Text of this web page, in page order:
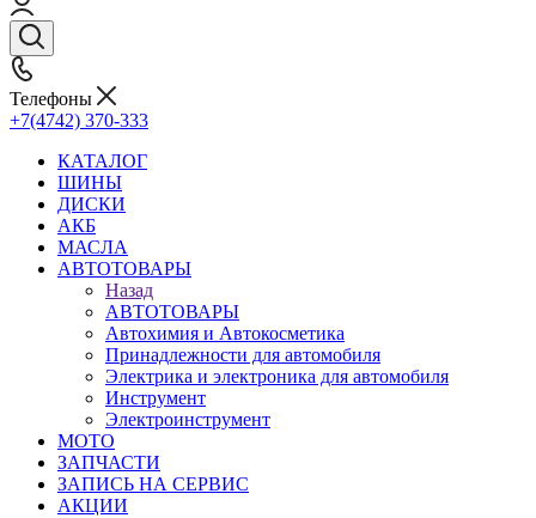
Телефоны
+7(4742) 370-333
КАТАЛОГ
ШИНЫ
ДИСКИ
АКБ
МАСЛА
АВТОТОВАРЫ
Назад
АВТОТОВАРЫ
Автохимия и Автокосметика
Принадлежности для автомобиля
Электрика и электроника для автомобиля
Инструмент
Электроинструмент
МОТО
ЗАПЧАСТИ
ЗАПИСЬ НА СЕРВИС
АКЦИИ